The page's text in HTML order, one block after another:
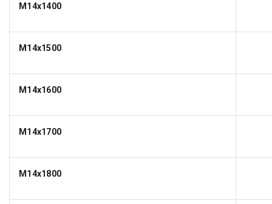
M14x1400
M14x1500
M14x1600
M14x1700
M14x1800